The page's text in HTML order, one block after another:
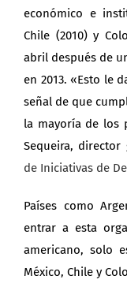
económico e
Chile (2010) y
abril después de
en 2013. «Esto le
señal de que
la mayoría de los
Sequeira, director
de Iniciativas de
Países como
entrar a esta
americano, solo
México, Chile y